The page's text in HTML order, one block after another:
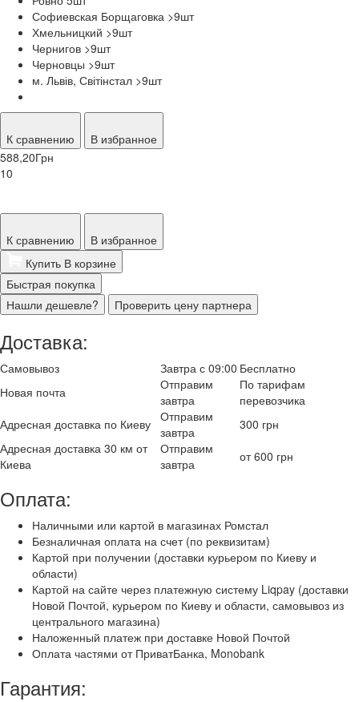
Софиевская Борщаговка >9шт
Хмельницкий >9шт
Чернигов >9шт
Черновцы >9шт
м. Львів, Світінстал >9шт
К сравнению
В избранное
588,20Грн
10
К сравнению
В избранное
Купить В корзине
Быстрая покупка
Нашли дешевле?
Проверить цену партнера
Доставка:
Самовывоз Завтра с 09:00 Бесплатно
Новая почта
Отправим
завтра
По тарифам
перевозчика
Адресная доставка по Киеву Отправим
завтра
300 грн
Адресная доставка 30 км от
Киева
Отправим
завтра
от 600 грн
Оплата:
Наличными или картой в магазинах Ромстал
Безналичная оплата на счет (по реквизитам)
Картой при получении (доставки курьером по Киеву и
области)
Картой на сайте через платежную систему Liqpay (доставки
Новой Почтой, курьером по Киеву и области, самовывоз из
центрального магазина)
Наложенный платеж при доставке Новой Почтой
Оплата частями от ПриватБанка, Monobank
Гарантия: